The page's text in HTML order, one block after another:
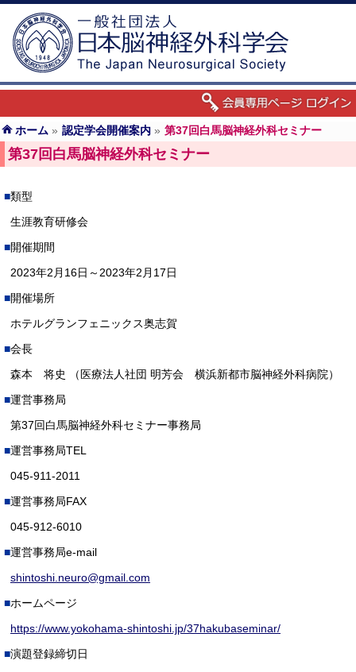
ホーム » 認定学会開催案内 » 第37回白馬脳神経外科セミナー
第37回白馬脳神経外科セミナー
類型
生涯教育研修会
開催期間
2023年2月16日～2023年2月17日
開催場所
ホテルグランフェニックス奥志賀
会長
森本 将史 （医療法人社団 明芳会 横浜新都市脳神経外科病院）
運営事務局
第37回白馬脳神経外科セミナー事務局
運営事務局TEL
045-911-2011
運営事務局FAX
045-912-6010
運営事務局e-mail
shintoshi.neuro@gmail.com
ホームページ
https://www.yokohama-shintoshi.jp/37hakubaseminar/
演題登録締切日